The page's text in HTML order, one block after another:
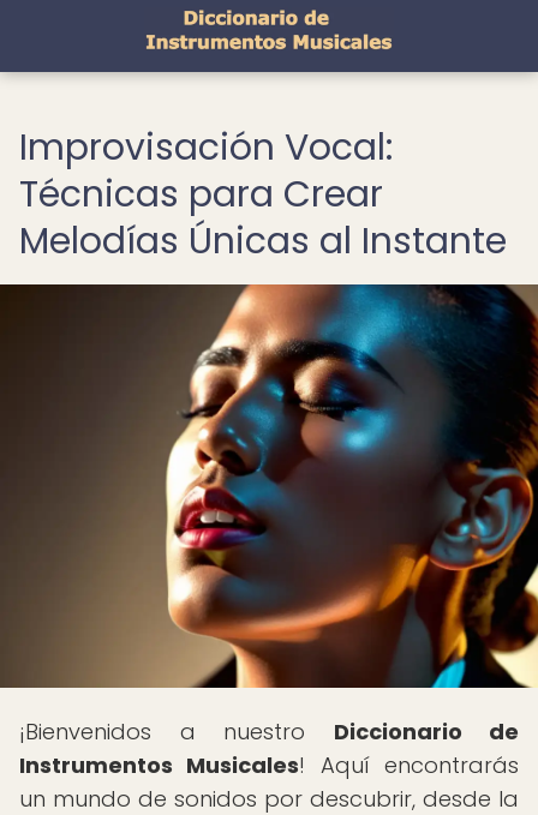
Improvisación Vocal:
Técnicas para Crear
Melodías Únicas al Instante
¡Bienvenidos a nuestro Diccionario de
Instrumentos Musicales! Aquí encontrarás
un mundo de sonidos por descubrir, desde la